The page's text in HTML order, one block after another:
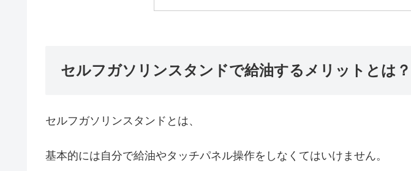
セルフガソリンスタンドで給油するメリットとは？
セルフガソリンスタンドとは、
基本的には自分で給油やタッチパネル操作をしなくてはいけません。